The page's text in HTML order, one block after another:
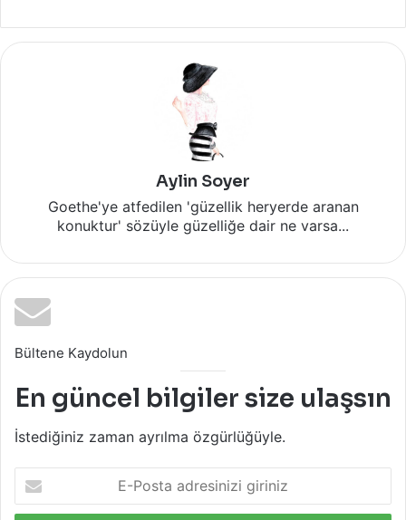
Aylin Soyer
Goethe'ye atfedilen 'güzellik heryerde aranan
konuktur' sözüyle güzelliğe dair ne varsa...
Bültene Kaydolun
En güncel bilgiler size ulaşsın
İstediğiniz zaman ayrılma özgürlüğüyle.
E-
Posta
adresinizi